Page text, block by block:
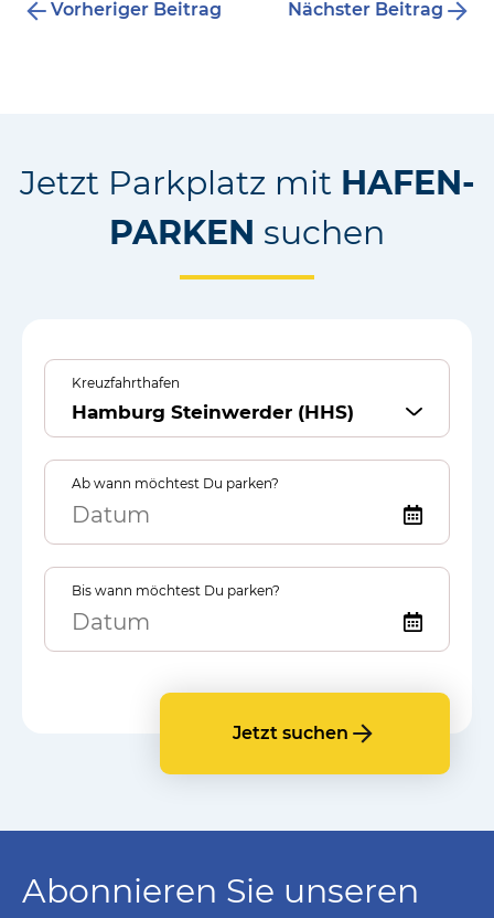
Nächster Beitrag
Vorheriger Beitrag
Jetzt Parkplatz mitHAFEN-
PARKEN suchen
Kreuzfahrthafen
Amsterdam (AMK)
Bremerhaven (BRV)
Düsseldorf (DAR)
Genua (GEN)
Hamburg Altona und HafenCity (HHA)
IJmuiden (AMI)
Köln (KLN)
Passau (PAS)
Ab wann möchtest Du parken?
Bis wann möchtest Du parken?
Jetzt suchen
Abonnieren Sie unseren